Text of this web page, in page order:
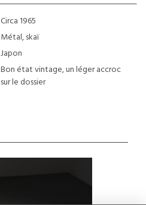
Circa 1965
Métal, skaï
Japon
Bon état vintage, un léger accroc
sur le dossier